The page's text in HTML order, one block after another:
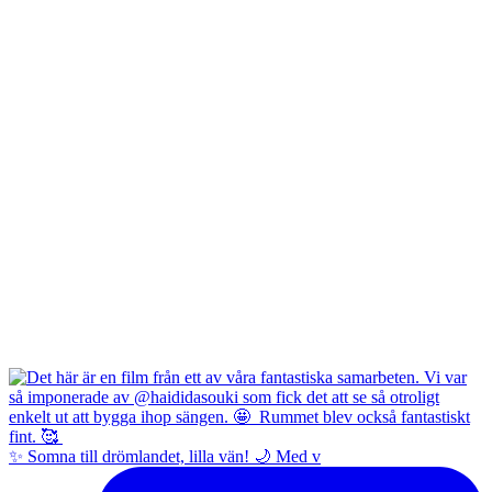
✨ Somna till drömlandet, lilla vän! 🌙 Med v